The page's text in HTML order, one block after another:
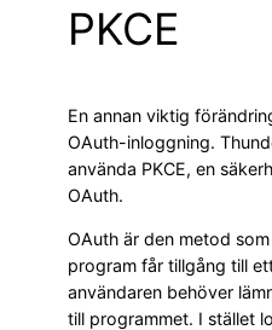
PKCE
En annan viktig
OAuth-inloggning.
använda PKCE, en
OAuth.
OAuth är den metod
program får tillgång till
användaren behöver
till programmet. I stället